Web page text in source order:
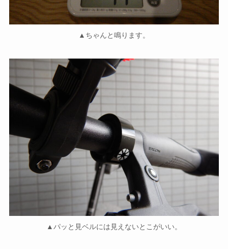
▲ちゃんと鳴ります。
▲パッと見ベルには見えないとこがいい。